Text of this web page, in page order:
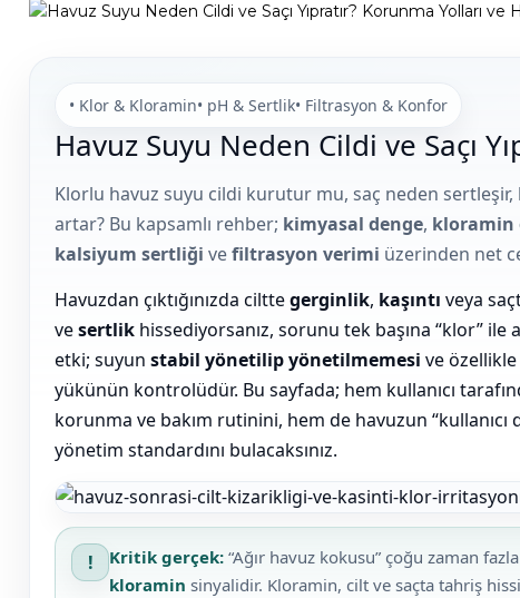
Sıvı Klor Dezenfektan
Yosun Önleyici
Havuz Suyu
Parlatıcı
Çöktürücü
Havuz PH
Zodiac Havuz
Robotları
Hayward Havuz
Robotları
Beatbot Havuz
Robotları
Bwt Havuz
Spino Havuz
Robotları
Gemaş
Gemaş Tuz
Otomatik Ph Düşürücü Dozaj Pompası
Klor Jeneratörü
Havuz
Aydınlatma Panoları
Havuz Trafoları
Krom Led
Havuz Lambaları
Lamba Yedek
Parçaları
Süs Havuzu
Aydınlatma
Tüm Havuz pompa
Havuz Yapım Seti
Havuz Merdiven
Havuz Dip
Emiş Süzgeçleri
Nozulları
Abs Skimmer
• Klor & Kloramin• pH & Sertlik• Filtrasyon & Konfor
Havuz Suyu Neden Cildi ve Saçı
Klorlu havuz suyu cildi kurutur mu, saç neden
artar? Bu kapsamlı rehber; kimyasal denge, kloramin
kalsiyum sertliği vefiltrasyon verimi üzerinden net
Havuzdan çıktığınızda cilttegerginlik, kaşıntı veya
vesertlik hissediyorsanız, sorunu tek başına “klor” ile
etki; suyun stabil yönetilip yönetilmemesi ve özellikle
yükünün kontrolüdür. Bu sayfada; hem kullanıcı
korunma ve bakım rutinini, hem de havuzun “kullanıcı
yönetim standardını bulacaksınız.
! Kritik gerçek: “Ağır havuz kokusu” çoğu zaman
kloramin sinyalidir. Kloramin, cilt ve saçta tahriş